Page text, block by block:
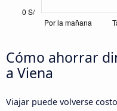
Cómo ahorrar
a Viena
Viajar puede volverse